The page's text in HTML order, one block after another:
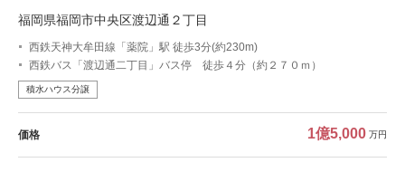
福岡県福岡市中央区渡辺通２丁目
西鉄天神大牟田線「薬院」駅 徒歩3分(約230m)
西鉄バス「渡辺通二丁目」バス停 徒歩４分（約２７０ｍ）
積水ハウス分譲
価格 1億5,000 万円